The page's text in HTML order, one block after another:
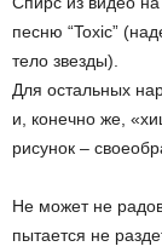
песню “Toxic”
тело звезды).
Для остальных
и, конечно же,
рисунок –
Не может не
пытается не